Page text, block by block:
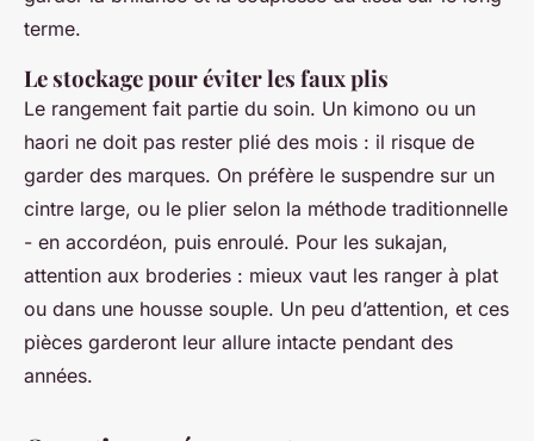
terme.
Le stockage pour éviter les faux plis
Le rangement fait partie du soin. Un kimono ou un
haori ne doit pas rester plié des mois : il risque de
garder des marques. On préfère le suspendre sur un
cintre large, ou le plier selon la méthode traditionnelle
- en accordéon, puis enroulé. Pour les sukajan,
attention aux broderies : mieux vaut les ranger à plat
ou dans une housse souple. Un peu d’attention, et ces
pièces garderont leur allure intacte pendant des
années.